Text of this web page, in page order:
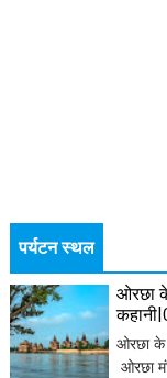
पर्यटन स्थल
ओरछा
ओरछा के
ओरछा